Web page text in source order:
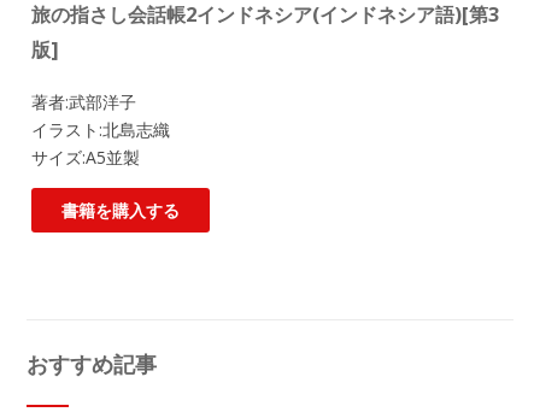
旅の指さし会話帳2インドネシア(インドネシア語)[第3
版]
著者:武部洋子
イラスト:北島志織
サイズ:A5並製
書籍を購入する
おすすめ記事